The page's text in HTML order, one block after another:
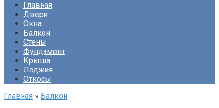
Главная
Двери
Окна
Балкон
Стены
Фундамент
Крыша
Лоджия
Откосы
Главная » Балкон